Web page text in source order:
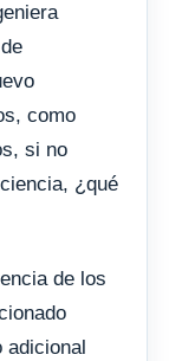
como
si no
¿qué
de los
adicional